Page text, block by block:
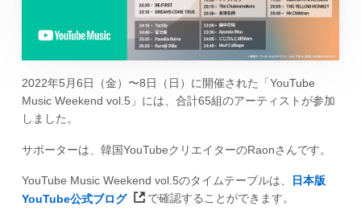
2022年5月6日（金）〜8日（日）に開催された「YouTube
Music Weekend vol.5」には、合計65組のアーティストが参加
しました。
サポーターは、韓国YouTubeクリエイターのRaonさんです。
YouTube Music Weekend vol.5のタイムテーブルは、
日本版
YouTube公式ブログ
で確認することができます。